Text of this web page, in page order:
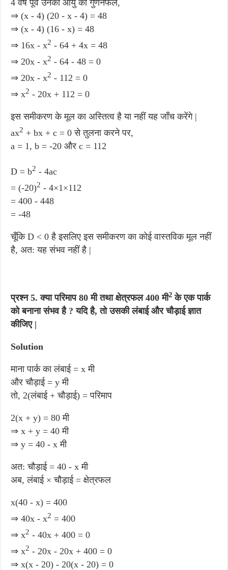
4 वर्ष पूर्व उनकी आयु का गुणनफल,
⇒ (x - 4) (20 - x - 4) = 48
⇒ (x - 4) (16 - x) = 48
⇒ 16x - x2 - 64 + 4x = 48
⇒ 20x - x2 - 64 - 48 = 0
⇒ 20x - x2 - 112 = 0
⇒ x2 - 20x + 112 = 0
इस समीकरण के मूल का अस्तित्व है या नहीं यह जाँच करेंगे |
ax2 + bx + c = 0 से तुलना करने पर,
a = 1, b = -20 और c = 112
D = b2 - 4ac
= (-20)2 - 4×1×112
= 400 - 448
= -48
चूँकि D < 0 है इसलिए इस समीकरण का कोई वास्तविक मूल नहीं
है, अत: यह संभव नहीं है |
प्रश्न 5. क्या परिमाप 80 मी तथा क्षेत्रफल 400 मी2के एक पार्क
को बनाना संभव है ? यदि है, तो उसकी लंबाई और चौड़ाई ज्ञात
कीजिए |
Solution
माना पार्क का लंबाई = x मी
और चौड़ाई = y मी
तो, 2(लंबाई + चौड़ाई) = परिमाप
2(x + y) = 80 मी
⇒ x + y = 40 मी
⇒ y = 40 - x मी
अत: चौड़ाई = 40 - x मी
अब, लंबाई × चौड़ाई = क्षेत्रफल
x(40 - x) = 400
⇒ 40x - x2 = 400
⇒ x2 - 40x + 400 = 0
⇒ x2 - 20x - 20x + 400 = 0
⇒ x(x - 20) - 20(x - 20) = 0